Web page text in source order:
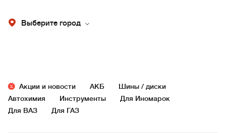
Выберите город
Акции и новости АКБ
Шины / диски
Автохимия
Инструменты
Для Иномарок
Для ВАЗ
Для ГАЗ